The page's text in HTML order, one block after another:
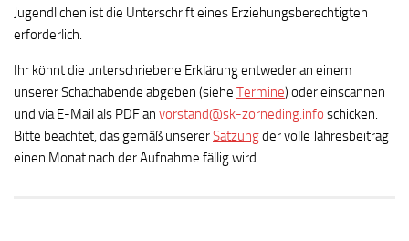
Jugendlichen ist die Unterschrift eines Erziehungsberechtigten
erforderlich.
Ihr könnt die unterschriebene Erklärung entweder an einem
unserer Schachabende abgeben (siehe Termine) oder einscannen
und via E-Mail als PDF an vorstand@sk-zorneding.info schicken.
Bitte beachtet, das gemäß unsererSatzungder volle Jahresbeitrag
einen Monat nach der Aufnahme fällig wird.